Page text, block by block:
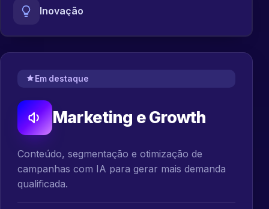
Inovação
Em destaque
Marketing e Growth
Conteúdo, segmentação e otimização de
campanhas com IA para gerar mais demanda
qualificada.